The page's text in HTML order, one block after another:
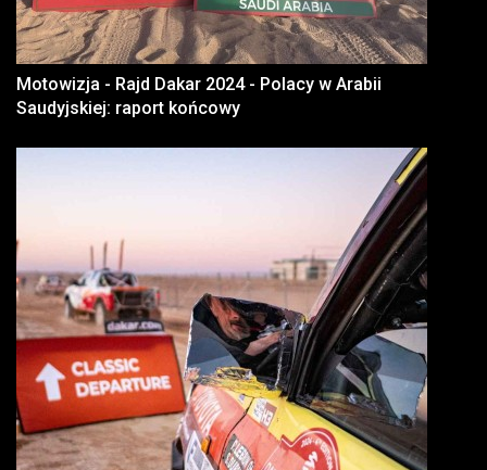
Motowizja - Rajd Dakar 2024 - Polacy w Arabii
Saudyjskiej: raport końcowy